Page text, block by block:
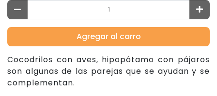
Agregar al carro
Cocodrilos con aves, hipopótamo con pájaros
son algunas de las parejas que se ayudan y se
complementan.